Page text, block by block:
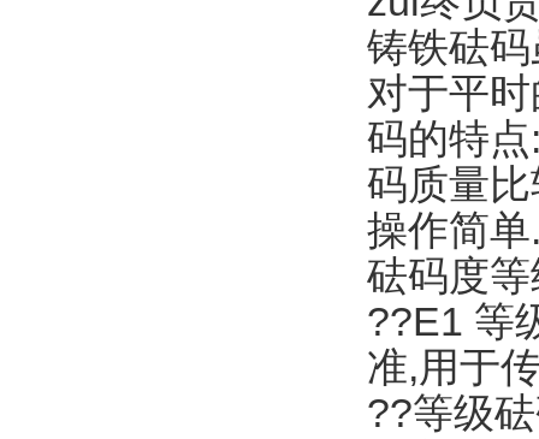
铸铁砝
对于平
码的特
码质量
操作简单
砝码度
??E1 等
准,用于
??等级